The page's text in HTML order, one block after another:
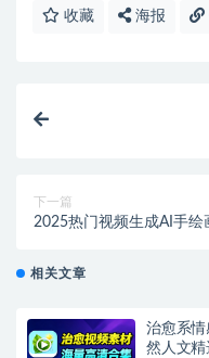
收藏 海报
下一篇
2025热门视频生成AI手
相关文章
治愈系情
然人文